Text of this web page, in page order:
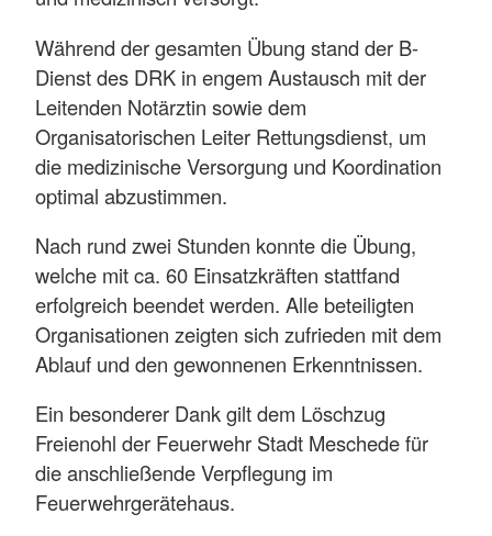
Während der gesamten Übung stand der B-
Dienst des DRK in engem Austausch mit der
Leitenden Notärztin sowie dem
Organisatorischen Leiter Rettungsdienst, um
die medizinische Versorgung und Koordination
optimal abzustimmen.
Nach rund zwei Stunden konnte die Übung,
welche mit ca. 60 Einsatzkräften stattfand
erfolgreich beendet werden. Alle beteiligten
Organisationen zeigten sich zufrieden mit dem
Ablauf und den gewonnenen Erkenntnissen.
Ein besonderer Dank gilt dem Löschzug
Freienohl der Feuerwehr Stadt Meschede für
die anschließende Verpflegung im
Feuerwehrgerätehaus.